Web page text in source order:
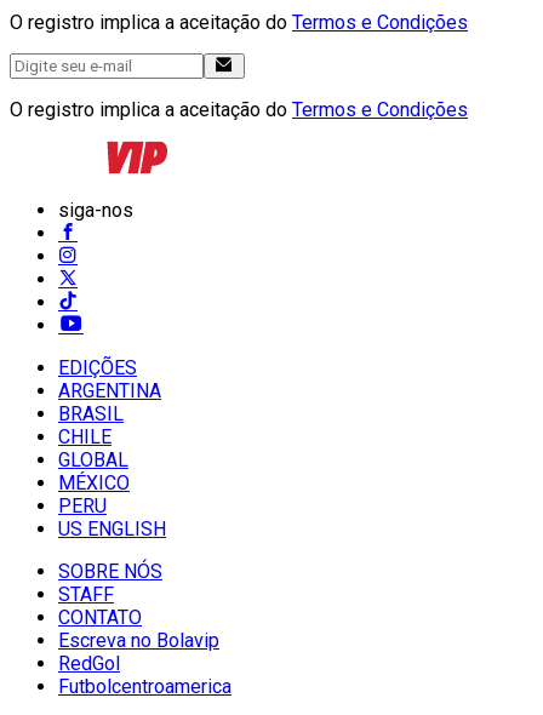
O registro implica a aceitação do Termos e Condições
O registro implica a aceitação do Termos e Condições
siga-nos
EDIÇÕES
ARGENTINA
BRASIL
CHILE
GLOBAL
MÉXICO
PERU
US ENGLISH
SOBRE NÓS
STAFF
CONTATO
Escreva no Bolavip
RedGol
Futbolcentroamerica